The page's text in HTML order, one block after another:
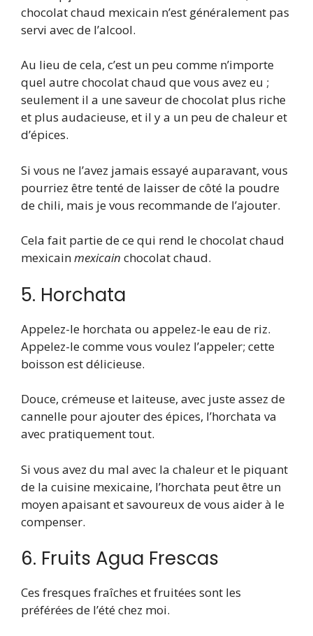
chocolat chaud mexicain n’est généralement pas
servi avec de l’alcool.
Au lieu de cela, c’est un peu comme n’importe
quel autre chocolat chaud que vous avez eu ;
seulement il a une saveur de chocolat plus riche
et plus audacieuse, et il y a un peu de chaleur et
d’épices.
Si vous ne l’avez jamais essayé auparavant, vous
pourriez être tenté de laisser de côté la poudre
de chili, mais je vous recommande de l’ajouter.
Cela fait partie de ce qui rend le chocolat chaud
mexicainmexicain chocolat chaud.
5. Horchata
Appelez-le horchata ou appelez-le eau de riz.
Appelez-le comme vous voulez l’appeler; cette
boisson est délicieuse.
Douce, crémeuse et laiteuse, avec juste assez de
cannelle pour ajouter des épices, l’horchata va
avec pratiquement tout.
Si vous avez du mal avec la chaleur et le piquant
de la cuisine mexicaine, l’horchata peut être un
moyen apaisant et savoureux de vous aider à le
compenser.
6. Fruits Agua Frescas
Ces fresques fraîches et fruitées sont les
préférées de l’été chez moi.